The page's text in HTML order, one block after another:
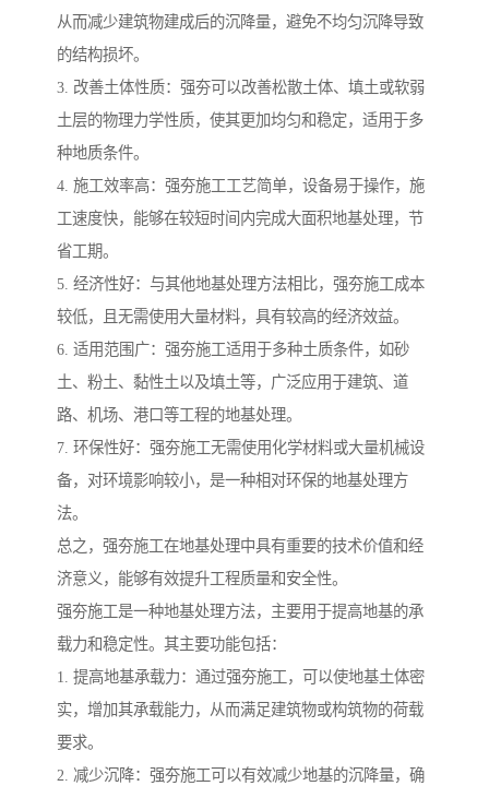
从而减少建筑物建成后的沉降量，避免不均匀沉降导致
的结构损坏。
3. 改善土体性质：强夯可以改善松散土体、填土或软弱
土层的物理力学性质，使其更加均匀和稳定，适用于多
种地质条件。
4. 施工效率高：强夯施工工艺简单，设备易于操作，施
工速度快，能够在较短时间内完成大面积地基处理，节
省工期。
5. 经济性好：与其他地基处理方法相比，强夯施工成本
较低，且无需使用大量材料，具有较高的经济效益。
6. 适用范围广：强夯施工适用于多种土质条件，如砂
土、粉土、黏性土以及填土等，广泛应用于建筑、道
路、机场、港口等工程的地基处理。
7. 环保性好：强夯施工无需使用化学材料或大量机械设
备，对环境影响较小，是一种相对环保的地基处理方
法。
总之，强夯施工在地基处理中具有重要的技术价值和经
济意义，能够有效提升工程质量和安全性。
强夯施工是一种地基处理方法，主要用于提高地基的承
载力和稳定性。其主要功能包括：
1. 提高地基承载力：通过强夯施工，可以使地基土体密
实，增加其承载能力，从而满足建筑物或构筑物的荷载
要求。
2. 减少沉降：强夯施工可以有效减少地基的沉降量，确